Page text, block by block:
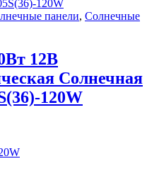
панели, Солнечные
12В
Солнечная
120W